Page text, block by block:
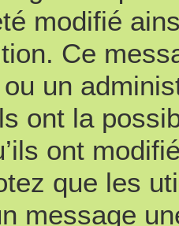
modifié
Ce
un
ont la
ont
que les
message